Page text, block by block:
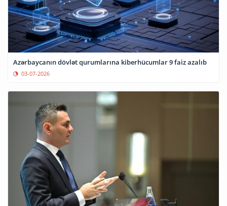
Azərbaycanın dövlət qurumlarına kiberhücumlar 9 faiz azalıb
03-07-2026